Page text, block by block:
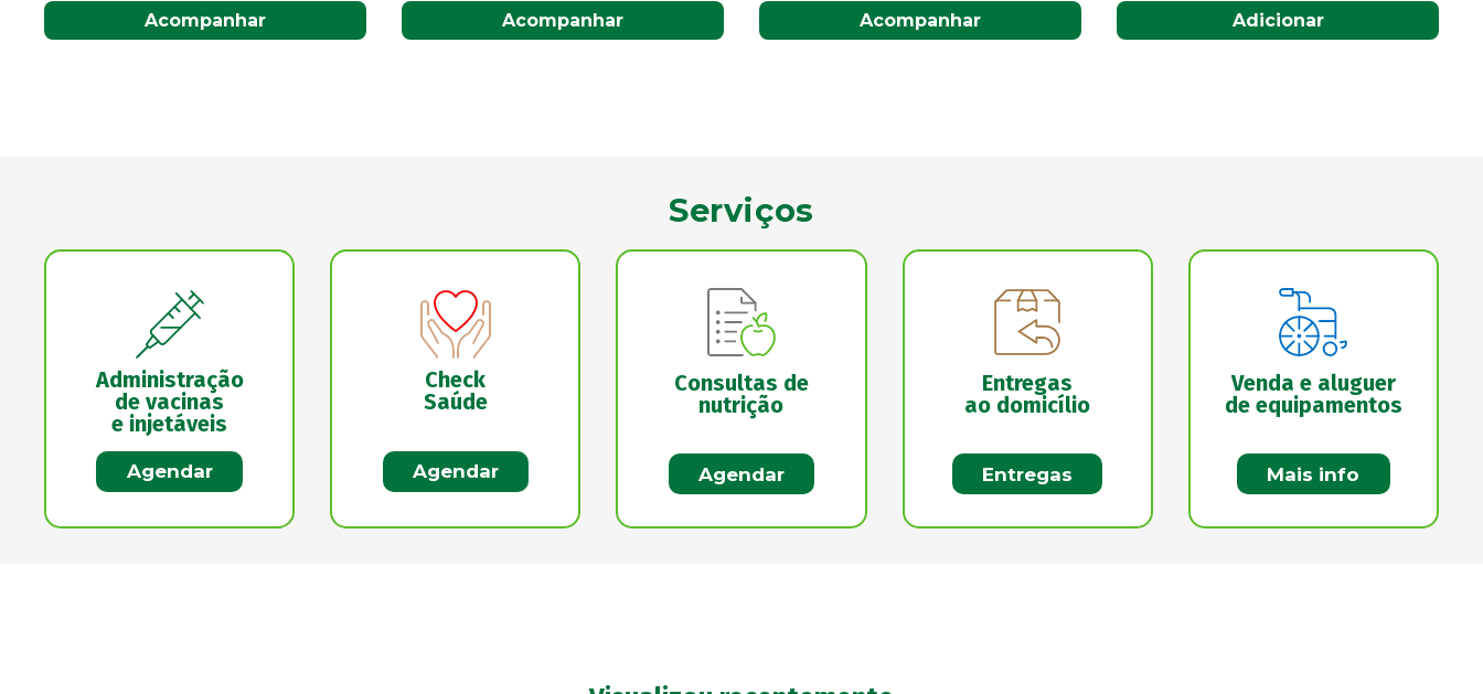
Acompanhar Acompanhar Adicionar Acompanhar
Serviços
Administração
de vacinas
e injetáveis
Agendar
Check
Saúde
Agendar
Consultas de
nutrição
Agendar
Entregas
ao domicílio
Entregas
Venda e aluguer
de equipamentos
Mais info